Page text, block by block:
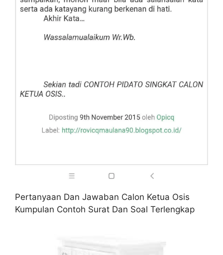
Pertanyaan Dan Jawaban Calon Ketua Osis
Kumpulan Contoh Surat Dan Soal Terlengkap